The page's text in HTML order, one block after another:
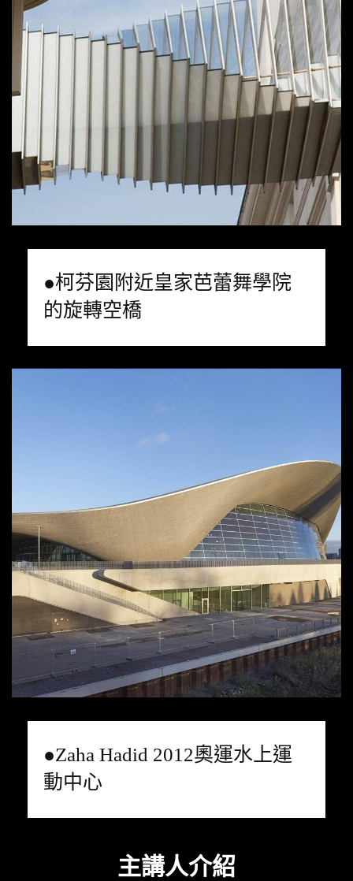
●柯芬園附近皇家芭蕾舞學院
的旋轉空橋
●Zaha Hadid 2012奧運水上運
動中心
主講人介紹